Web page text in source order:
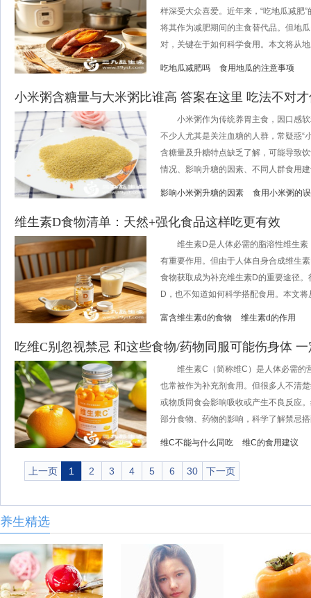
样深受大众喜爱。近年来，“吃地瓜减肥
将其作为减肥期间的主食替代品。但地
对，关键在于如何科学食用。本文将从
吃地瓜减肥吗 食用地瓜的注意事项
小米粥含糖量与大米粥比谁高 答案在这里 吃法不对
小米粥作为传统养胃主食，因口感软
不少人尤其是关注血糖的人群，常疑惑“
含糖量及升糖特点缺乏了解，可能导致
情况、影响升糖的因素、不同人群食用
影响小米粥升糖的因素 食用小米粥的
维生素D食物清单：天然+强化食品这样吃更有效
维生素D是人体必需的脂溶性维生素
有重要作用。但由于人体自身合成维生
食物获取成为补充维生素D的重要途径
D，也不知道如何科学搭配食用。本文将
富含维生素d的食物 维生素d的作用
吃维C别忽视禁忌 和这些食物/药物同服可能伤身体
维生素C（简称维C）是人体必需的
也常被作为补充剂食用。但很多人不清
或物质同食会影响吸收或产生不良反应
部分食物、药物的影响，科学了解禁忌
维C不能与什么同吃 维C的食用建议
上一页 1 2 3 4 5 6 30 下一页
养生精选